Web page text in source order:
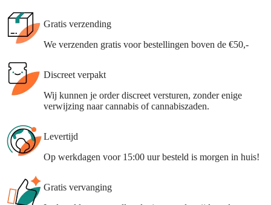
Gratis verzending
We verzenden gratis voor bestellingen boven de €50,-
Discreet verpakt
Wij kunnen je order discreet versturen, zonder enige
verwijzing naar cannabis of cannabiszaden.
Levertijd
Op werkdagen voor 15:00 uur besteld is morgen in huis!
Gratis vervanging